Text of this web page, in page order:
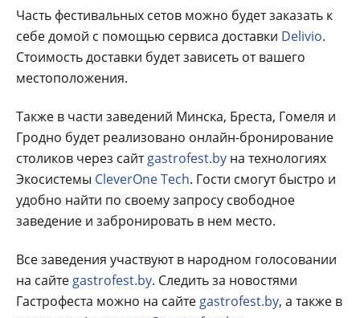
Часть фестивальных сетов можно будет заказать к
себе домой с помощью сервиса доставки Delivio.
Стоимость доставки будет зависеть от вашего
местоположения.
Также в части заведений Минска, Бреста, Гомеля и
Гродно будет реализовано онлайн-бронирование
столиков через сайтgastrofest.by на технологиях
Экосистемы CleverOne Tech. Гости смогут быстро и
удобно найти по своему запросу свободное
заведение и забронировать в нем место.
Все заведения участвуют в народном голосовании
на сайтеgastrofest.by. Следить за новостями
Гастрофеста можно на сайтеgastrofest.by, а также в